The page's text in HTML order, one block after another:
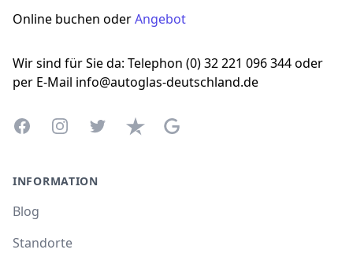
Online buchen oderAngebot
Wir sind für Sie da: Telephon (0) 32 221 096 344 oder
per E-Mail info@autoglas-deutschland.de
FacebookInstagramTwitterTrustpilotGoogle Business Profile
INFORMATION
Blog
Standorte